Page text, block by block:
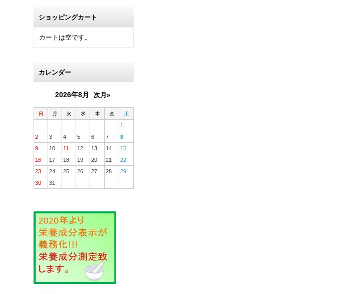
ショッピングカート
カートは空です。
カレンダー
2026年8月 次月»
日 月 火 水 木 金 土
1
2
3 4 5 6 7
8
9
10 11 12 13 14
15
16
17 18 19 20 21
22
23
24 25 26 27 28
29
30
31